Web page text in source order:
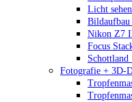
Licht
Nikon Z7
Focus
Fotografie + 3D-